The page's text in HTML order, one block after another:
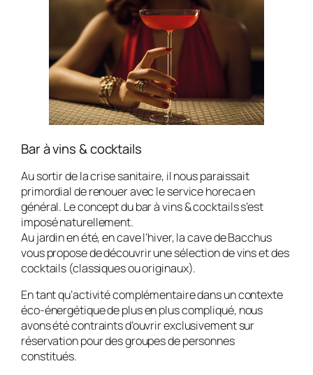
Bar à vins & cocktails
Au sortir de la crise sanitaire, il nous paraissait
primordial de renouer avec le service horeca en
général. Le concept du bar à vins & cocktails s’est
imposé naturellement.
Au jardin en été, en cave l’hiver, la cave de Bacchus
vous propose de découvrir une sélection de vins et des
cocktails (classiques ou originaux).
En tant qu’activité complémentaire dans un contexte
éco-énergétique de plus en plus compliqué, nous
avons été contraints d’ouvrir exclusivement sur
réservation pour des groupes de personnes
constitués.